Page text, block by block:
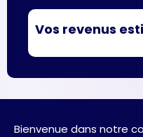
Vos revenus
Bienvenue dans notre